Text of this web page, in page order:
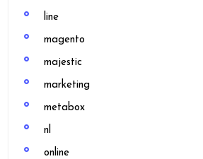
line
magento
majestic
marketing
metabox
nl
online